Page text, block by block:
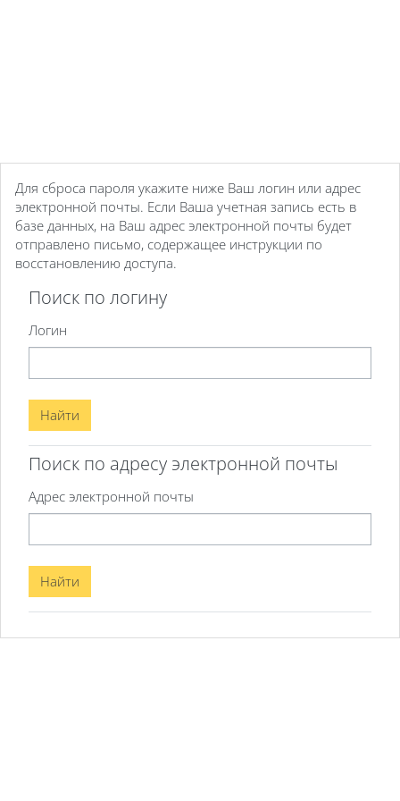
Для сброса пароля укажите ниже Ваш логин или адрес
электронной почты. Если Ваша учетная запись есть в
базе данных, на Ваш адрес электронной почты будет
отправлено письмо, содержащее инструкции по
восстановлению доступа.
Поиск по логину
Поиск по логину
Логин
Поиск по адресу электронной почты
Поиск по адресу электронной почты
Адрес электронной почты